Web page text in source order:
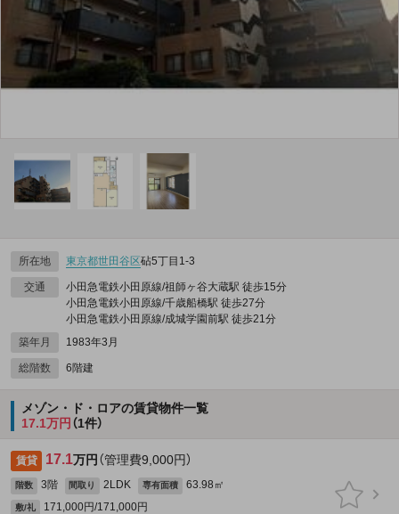
所在地 東京都世田谷区砧5丁目1-3
交通
小田急電鉄小田原線/祖師ヶ谷大蔵駅 徒歩15分
小田急電鉄小田原線/千歳船橋駅 徒歩27分
小田急電鉄小田原線/成城学園前駅 徒歩21分
築年月
1983年3月
総階数 6階建
メゾン・ド・ロアの賃貸物件一覧
17.1万円 （1件）
賃貸 17.1万円 （管理費9,000円）
階数 3階 間取り 2LDK 専有面積 63.98㎡
敷/礼
171,000円/171,000円